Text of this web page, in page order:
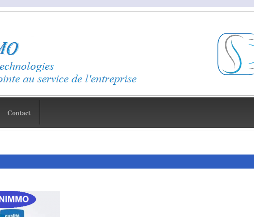
Scan
Contact